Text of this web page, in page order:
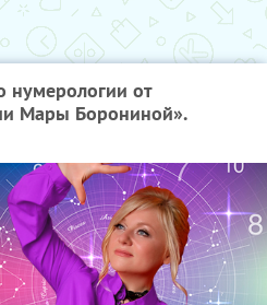
нумерологии от
Мары Борониной».